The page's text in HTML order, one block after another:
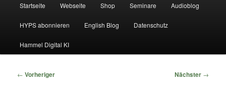
Zum
primären
Inhalt
springen
Zum
sekundären
Inhalt
springen
Startseite Webseite Shop Seminare Audioblog
HYPS abonnieren English Blog Datenschutz
Hammel Digital KI
Beitragsnavigation
← Vorheriger Nächster →